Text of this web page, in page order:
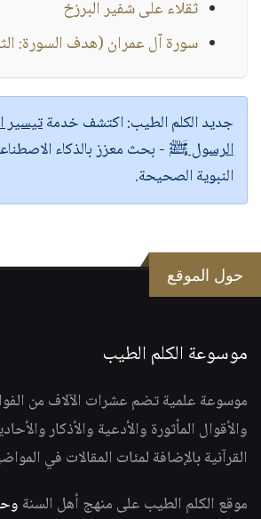
ثقلاء على شفير البرزخ
سورة آل عمران (هدف السورة:
جديد الكلم الطيب:اكتشف خدمةتيسير
الرسول ﷺ - بحث معزز بالذكاء
النبوية الصحيحة.
حول الموقع
موسوعة الكلم الطيب
موسوعة علمية تضم عشرات الآلاف من
والأقوال المأثورة والأدعية والأذكار
القرآنية بالإضافة لمئات المقالات في
موقع الكلم الطيب على منهج أهل السنة